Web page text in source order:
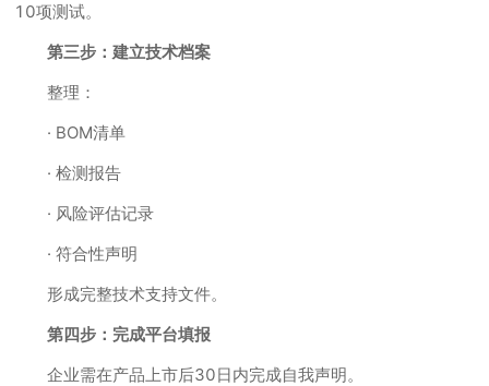
10项测试。
第三步：建立技术档案
整理：
· BOM清单
· 检测报告
· 风险评估记录
· 符合性声明
形成完整技术支持文件。
第四步：完成平台填报
企业需在产品上市后30日内完成自我声明。